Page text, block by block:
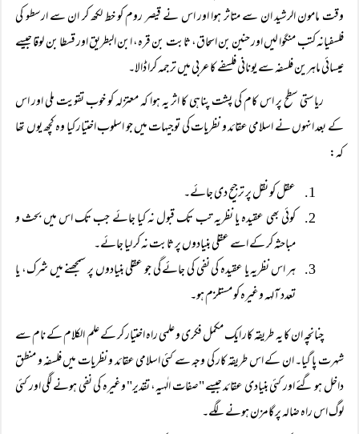
وقت مامون الرشید ان سے متاثر ہوا اور اس نے قیصر روم کو خط لکھ کر ان سے ارسطو کی
فلسفیانہ کتب منگوا لیں اور حنین بن اسحاق، ثابت بن قرہ، ابن البطریق اور قسطا بن لوقا جیسے
عیسائی ماہرین فلسفہ سے یونانی فلسفے کا عربی میں ترجمہ کرا ڈالا۔
ریاستی سطح پر اس کام کی پشت پناہی کا اثر یہ ہوا کہ معتزلہ کو خوب تقویت ملی اور اس
کے بعد انہوں نے اسلامی عقائد و نظریات کی توجیہات میں جو اسلوب اختیار کیا وہ کچھ یوں تھا
کہ:
عقل کو نقل پر ترجیح دی جائے۔
کوئی بھی عقیدہ یا نظریہ تب تک قبول نہ کیا جائے جب تک اس میں بحث و
مباحثہ کر کے اسے عقلی بنیادوں پر ثابت نہ کر لیا جائے۔
ہر اس نظریہ یا عقیدہ کی نفی کی جائے گی جو عقلی بنیادوں پر سمجھنے میں شرک، یا
تعدد آلہہ وغیرہ کو مستلزم ہو۔
چنانچہ ان کا یہ طریقہ کار ایک مکمل فکری و علمی راہ اختیار کر کے علم الکلام کے نام سے
شہرت پا گیا۔ ان کے اس طریقہ کار کی وجہ سے کئی اسلامی عقائد و نظریات میں فلسفہ و منطق
داخل ہو گئے اور کئی بنیادی عقائد جیسے "صفات الٰہیہ، تقدیر" وغیرہ کی نفی ہونے لگی اور کئی
لوگ اس راہ ضالہ پر گامزن ہونے لگے۔